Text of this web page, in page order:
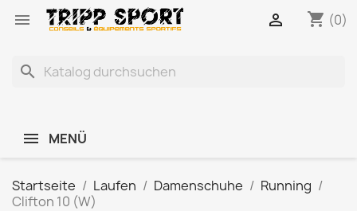
 shopping_cart (0)

search
MENÜ
Startseite Laufen Damenschuhe
Running
Clifton 10 (W)